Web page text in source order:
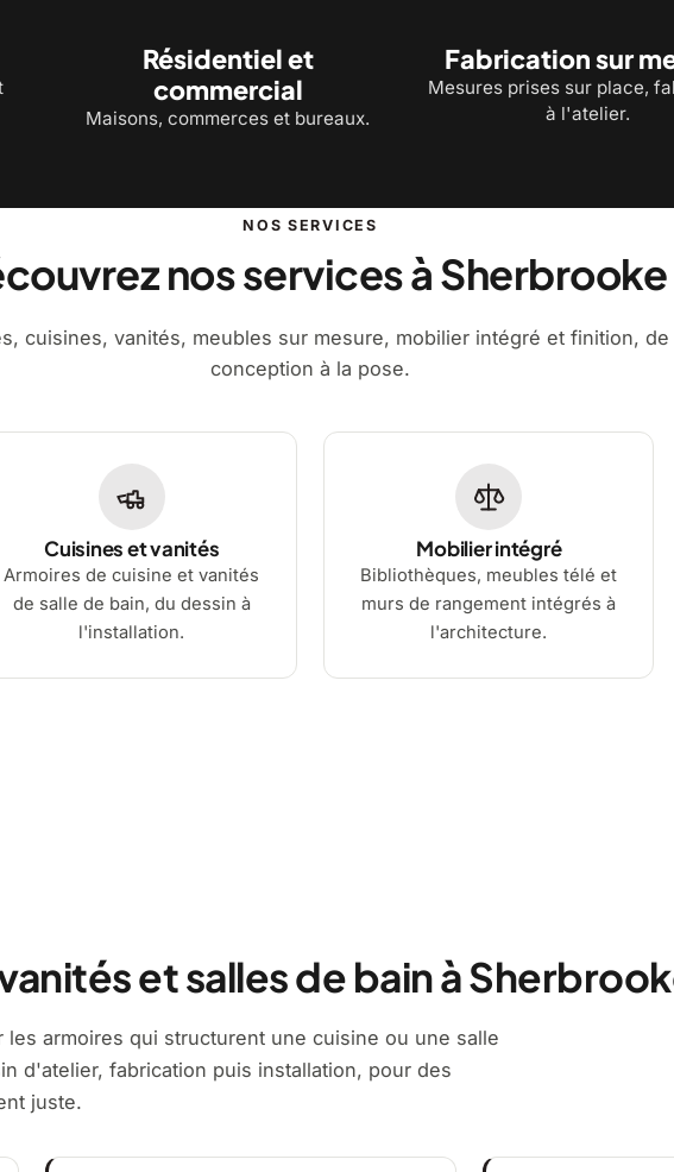
Résidentiel et
commercial
Maisons, commerces et bureaux.
Fabrication sur
Mesures prises sur place,
à l'atelier.
NOS SERVICES
nos services à Sherbrooke
cuisines, vanités, meubles sur mesure, mobilier intégré et finition, de
conception à la pose.
Cuisines et vanités
Armoires de cuisine et vanités
de salle de bain, du dessin à
l'installation.
Mobilier intégré
Bibliothèques, meubles télé et
murs de rangement intégrés à
l'architecture.
et salles de bain à
armoires qui structurent une cuisine ou une salle
d'atelier, fabrication puis installation, pour des
juste.